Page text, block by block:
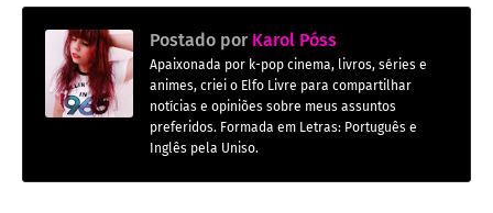
Postado por Karol Póss
Apaixonada por k-pop cinema, livros, séries e
animes, criei o Elfo Livre para compartilhar
notícias e opiniões sobre meus assuntos
preferidos. Formada em Letras: Português e
Inglês pela Uniso.